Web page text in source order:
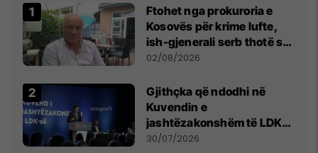
Ftohet nga prokuroria e
Kosovës për krime lufte,
ish-gjenerali serb thotë se
dikush e tradhtoi në
02/08/2026
Gjithçka që ndodhi në
Kuvendin e
jashtëzakonshëm të LDK-
së
30/07/2026